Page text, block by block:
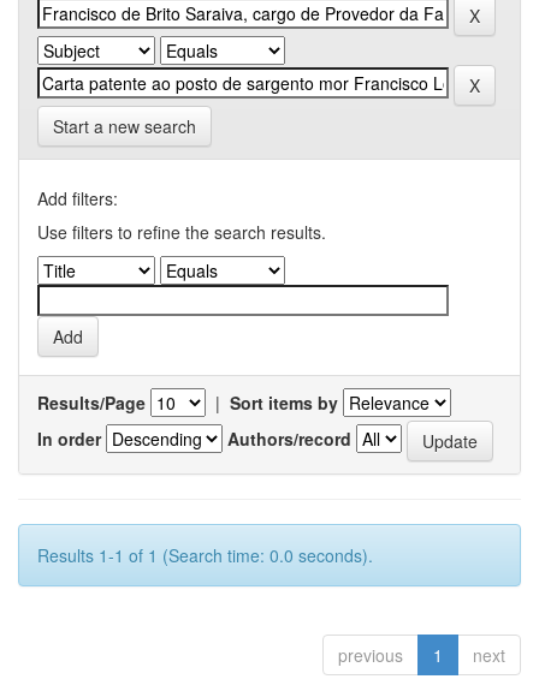
Start a new search
Add filters:
Use filters to refine the search results.
Results/Page | Sort items by
In order
Authors/record
Results 1-1 of 1 (Search time: 0.0 seconds).
previous 1 next